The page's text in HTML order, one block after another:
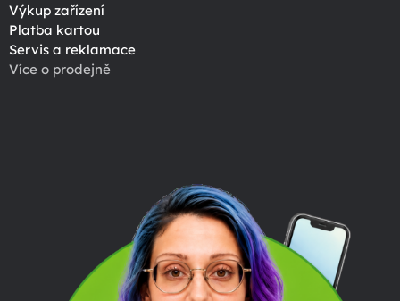
Výkup zařízení
Platba kartou
Servis a reklamace
Více o prodejně